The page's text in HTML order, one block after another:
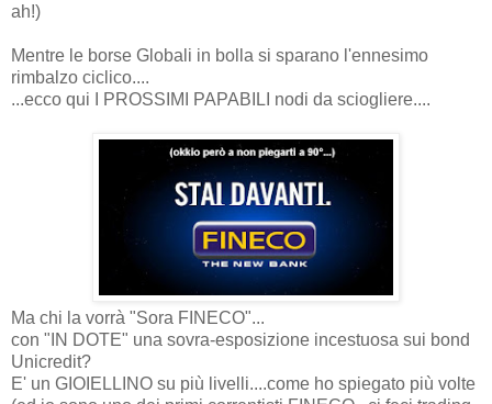
ah!)
Mentre le borse Globali in bolla si sparano l'ennesimo
rimbalzo ciclico....
...ecco qui I PROSSIMI PAPABILI nodi da sciogliere....
Ma chi la vorrà "Sora FINECO"...
con "IN DOTE" una sovra-esposizione incestuosa sui bond
Unicredit?
E' un GIOIELLINO su più livelli....come ho spiegato più volte